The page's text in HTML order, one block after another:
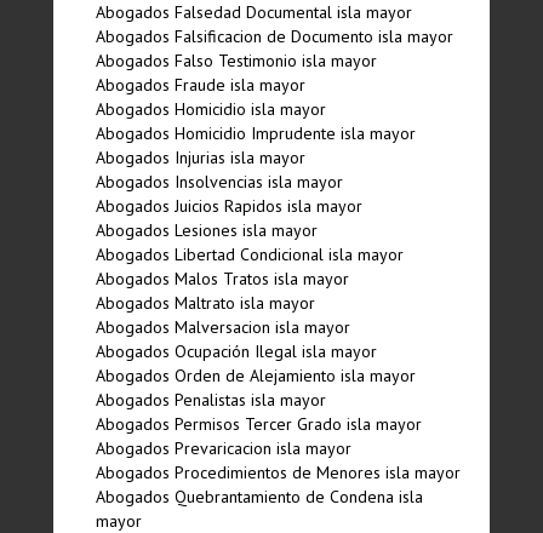
Abogados Falsedad Documental isla mayor
Abogados Falsificacion de Documento isla mayor
Abogados Falso Testimonio isla mayor
Abogados Fraude isla mayor
Abogados Homicidio isla mayor
Abogados Homicidio Imprudente isla mayor
Abogados Injurias isla mayor
Abogados Insolvencias isla mayor
Abogados Juicios Rapidos isla mayor
Abogados Lesiones isla mayor
Abogados Libertad Condicional isla mayor
Abogados Malos Tratos isla mayor
Abogados Maltrato isla mayor
Abogados Malversacion isla mayor
Abogados Ocupación Ilegal isla mayor
Abogados Orden de Alejamiento isla mayor
Abogados Penalistas isla mayor
Abogados Permisos Tercer Grado isla mayor
Abogados Prevaricacion isla mayor
Abogados Procedimientos de Menores isla mayor
Abogados Quebrantamiento de Condena isla
mayor